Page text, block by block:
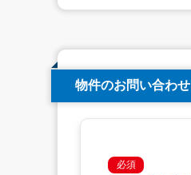
物件のお問い合わせ
必須